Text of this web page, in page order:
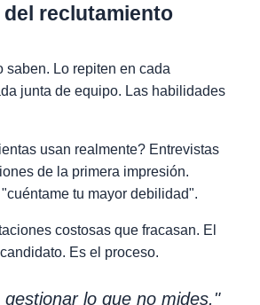
del reclutamiento
saben. Lo repiten en cada
junta de equipo. Las habilidades
usan realmente? Entrevistas
de la primera impresión.
tu mayor debilidad".
costosas que fracasan. El
Es el proceso.
gestionar lo que no mides."